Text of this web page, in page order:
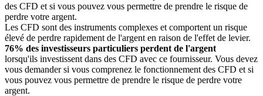
des CFD et si vous pouvez vous permettre de prendre le risque de
perdre votre argent.
Les CFD sont des instruments complexes et comportent un risque
élevé de perdre rapidement de l'argent en raison de l'effet de levier.
76% des investisseurs particuliers perdent de l'argent
lorsqu'ils investissent dans des CFD avec ce fournisseur. Vous devez
vous demander si vous comprenez le fonctionnement des CFD et si
vous pouvez vous permettre de prendre le risque de perdre votre
argent.